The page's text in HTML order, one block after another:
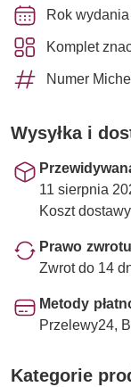
Rok
Komplet
Numer
Wysyłka i
11 sierpnia
Koszt
Prawo
Zwrot do 14
Metody
Przelewy24,
Kategorie